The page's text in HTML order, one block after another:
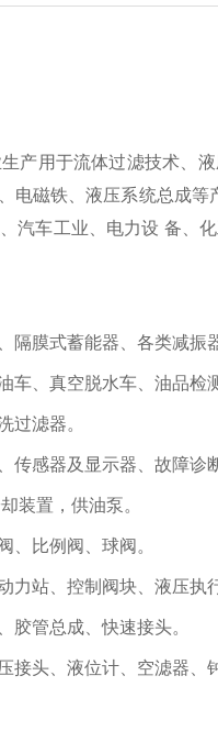
产用于流体过滤技术、
电磁铁、液压系统总成
汽车工业、电力设 备、
隔膜式蓄能器、各类减振
车、真空脱水车、油品检
过滤器。
传感器及显示器、故障诊
装置，供油泵。
、比例阀、球阀。
力站、控制阀块、液压执
胶管总成、快速接头。
头、液位计、空滤器、